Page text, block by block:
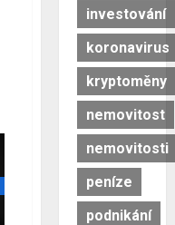
investování
koronavirus
kryptoměny
nemovitost
nemovitosti
peníze
podnikání